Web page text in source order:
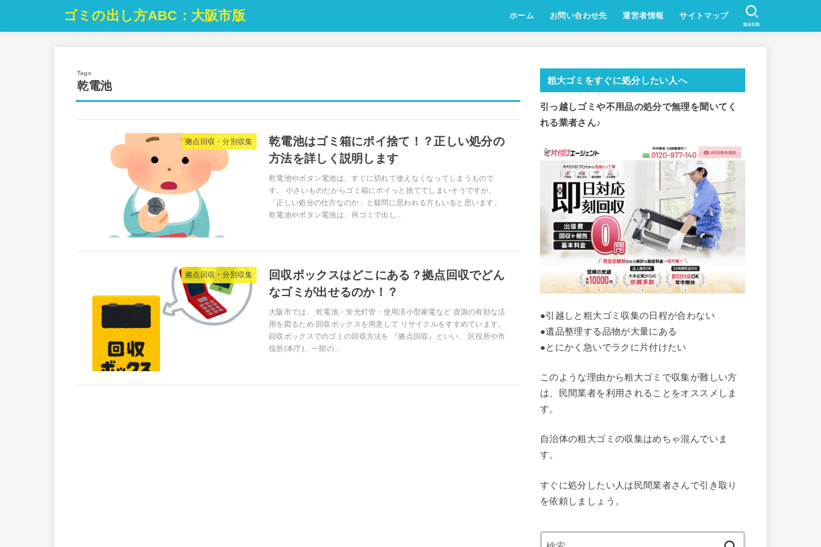
ゴミの出し方ABC：大阪市版 ホーム お問い合わせ先 運営者情報 サイトマップ
SEARCH
乾電池
拠点回収・分別収集
乾電池はゴミ箱にポイ捨て！？正しい処分の
方法を詳しく説明します
乾電池やボタン電池は、すぐに切れて使えなくなってしまうもので
す。 小さいものだからゴミ箱にポイっと捨ててしまいそうですが、
「正しい処分の仕方なのか」と疑問に思われる方もいると思います。
乾電池やボタン電池は、何ゴミで出し...
拠点回収・分別収集
回収ボックスはどこにある？拠点回収でどん
なゴミが出せるのか！？
大阪市では、 乾電池・蛍光灯管・使用済小型家電など 資源の有効な活
用を図るため 回収ボックスを用意して リサイクルをすすめています。
回収ボックスでのゴミの回収方法を 『拠点回収』といい、 区役所や市
役所(本庁)、一部の...
粗大ゴミをすぐに処分したい人へ
引っ越しゴミや不用品の処分で無理を聞いてく
れる業者さん♪
●引越しと粗大ゴミ収集の日程が合わない
●遺品整理する品物が大量にある
●とにかく急いでラクに片付けたい
このような理由から粗大ゴミで収集が難しい方
は、民間業者を利用されることをオススメしま
す。
自治体の粗大ゴミの収集はめちゃ混んでいま
す。
すぐに処分したい人は民間業者さんで引き取り
を依頼しましょう。